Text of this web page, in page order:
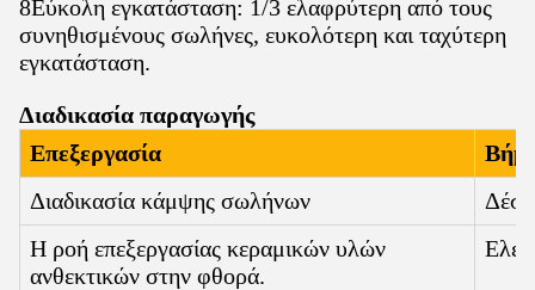
8Εύκολη εγκατάσταση: 1/3 ελαφρύτερη από τους
συνηθισμένους σωλήνες, ευκολότερη και ταχύτερη
εγκατάσταση.
Διαδικασία παραγωγής
Επεξεργασία
Διαδικασία κάμψης σωλήνων
Η ροή επεξεργασίας κεραμικών υλών
ανθεκτικών στην φθορά.